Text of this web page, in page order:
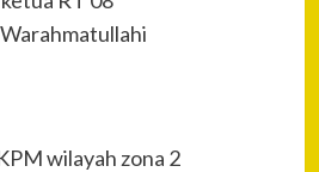
wilayah zona 2